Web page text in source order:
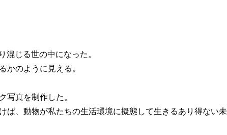
じる世の中になった。
かのように見える。
写真を制作した。
ば、動物が私たちの生活環境に擬態して生きるあり得ない未